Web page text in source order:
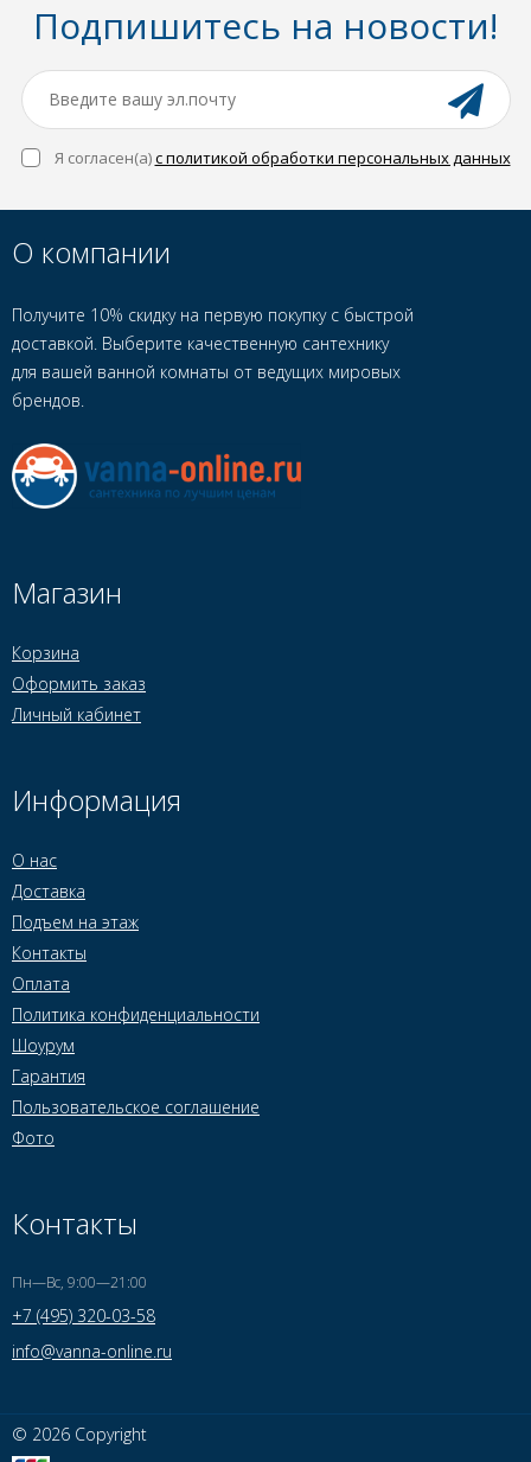
Подпишитесь на новости!
Я согласен(a)с политикой обработки персональных данных
О компании
Получите 10% скидку на первую покупку с быстрой
доставкой. Выберите качественную сантехнику
для вашей ванной комнаты от ведущих мировых
брендов.
Магазин
Корзина
Оформить заказ
Личный кабинет
Информация
О нас
Доставка
Подъем на этаж
Контакты
Оплата
Политика конфиденциальности
Шоурум
Гарантия
Пользовательское соглашение
Фото
Контакты
Пн—Вс, 9:00—21:00
+7 (495) 320-03-58
info@vanna-online.ru
© 2026 Copyright